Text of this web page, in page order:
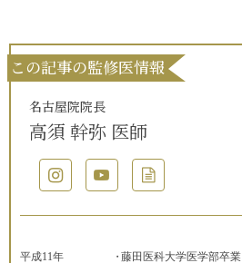
この記事の監修医情報
名古屋院院長
高須 幹弥 医師
平成11年
藤田医科大学医学部卒業